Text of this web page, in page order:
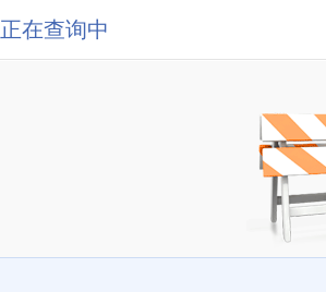
正在查询中